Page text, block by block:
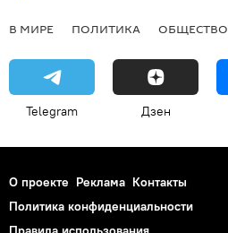
В МИРЕ ПОЛИТИКА ОБЩЕСТВО
Telegram Дзен
О проекте Реклама Контакты
Политика конфиденциальности